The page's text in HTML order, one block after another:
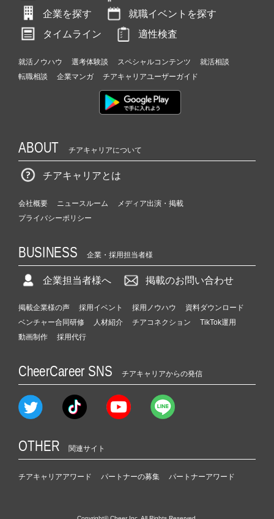
企業を探す
就職イベントを探す
タイムライン
適性検査
就活ノウハウ 選考体験談 スペシャルコンテンツ
就活相談
転職相談
企業マンガ チアキャリアユーザーガイド
ABOUT チアキャリアについて
チアキャリアとは
会社概要 ニュースルーム
メディア出演・掲載
プライバシーポリシー
BUSINESS 企業・採用担当者様
企業担当者様へ 掲載のお問い合わせ
掲載企業様の声 採用イベント 採用ノウハウ
資料ダウンロード
ベンチャー合同研修
人材紹介 チアコネクション
TikTok運用
動画制作
採用代行
CheerCareer SNS チアキャリアからの発信
OTHER 関連サイト
チアキャリアアワード パートナーの募集 パートナーアワード